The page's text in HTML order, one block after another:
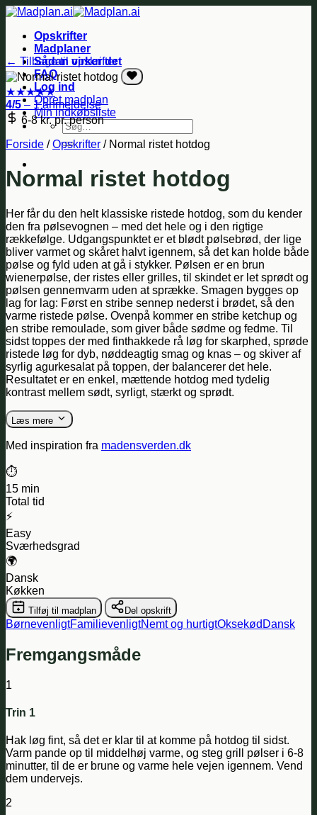
Fortsæt
indholdOpskrifter
Madplaner
Sådan virker det
FAQ
Log ind
Opret madplan
Min indkøbsliste
Søg
efter:
← Tilbage til opskrifter
★★★★★
4/5 – 1 anmeldelse
6-8 kr. pr. person
Forside /Opskrifter / Normal ristet hotdog
Normal ristet hotdog
Her får du den helt klassiske ristede hotdog, som du kender
den fra pølsevognen – med det hele og i den rigtige
rækkefølge. Udgangspunktet er et blødt pølsebrød, der lige
bliver varmet og skåret halvt igennem, så det kan holde både
pølse og fyld uden at gå i stykker. Pølsen er en brun
wienerpølse, der ristes eller grilles, til skindet er let sprødt og
pølsen gennemvarm uden at sprække. Smagen bygges op
lag for lag: Først en stribe sennep nederst i brødet, så den
varme ristede pølse. Ovenpå kommer en stribe ketchup og
en stribe remoulade, som giver både sødme og fedme. Til
sidst toppes der med finthakkede rå løg for skarphed, sprøde
ristede løg for dyb, nøddeagtig smag og knas – og skiver af
syrlig agurkesalat på toppen, der balancerer det hele.
Resultatet er en enkel, mættende hotdog med tydelig
kontrast mellem sødt, syrligt, stærkt og sprødt.
Læs mere
Med inspiration fra madensverden.dk
⏱️
15 min
Total tid
⚡
Easy
Sværhedsgrad
🌍
Dansk
Køkken
Tilføj til madplan Del opskrift
BørnevenligtFamilievenligtNemt og hurtigtOksekød Dansk
Fremgangsmåde
1
Trin 1
Hak løg fint, så det er klar til at komme på hotdog til sidst.
Varm pande op til middelhøj varme, og steg grill pølser i 6-8
minutter, til de er brune og varme hele vejen igennem. Vend
dem undervejs.
2